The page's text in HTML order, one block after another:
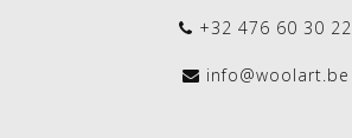
+32 476 60 30 22
info@woolart.be